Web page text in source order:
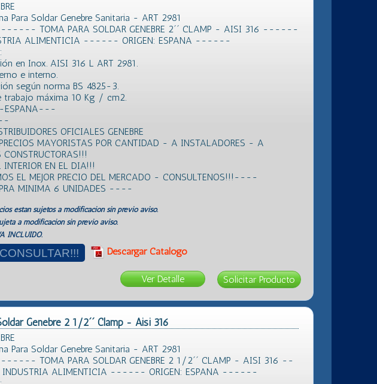
Para Soldar Genebre Sanitaria - ART 2981
------ TOMA PARA SOLDAR GENEBRE 2´´ CLAMP - AISI 316 ------
ALIMENTICIA ------ ORIGEN: ESPANA ------
en Inox. AISI 316 L ART 2981.
e interno.
según norma BS 4825-3.
trabajo máxima 10 Kg / cm2.
ESPANA---
OFICIALES GENEBRE
MAYORISTAS POR CANTIDAD - A INSTALADORES - A
EN EL DIA!!!
EL MEJOR PRECIO DEL MERCADO - CONSULTENOS!!!----
MINIMA 6 UNIDADES ----
estan sujetos a modificación sin previo aviso.
a modificación sin previo aviso.
INCLUIDO.
CONSULTAR!!! Descargar Catálogo
Ver Detalle
Genebre 2 1/2´´ Clamp - Aisi 316
Para Soldar Genebre Sanitaria - ART 2981
------ TOMA PARA SOLDAR GENEBRE 2 1/2´´ CLAMP - AISI 316 --
ALIMENTICIA ------ ORIGEN: ESPANA ------